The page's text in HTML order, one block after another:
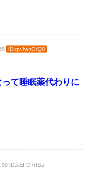
ID:qvJwhO/Q0
て睡眠薬代わりに
ID:xEFO7rfSa